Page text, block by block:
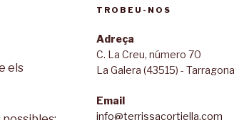
els
TROBEU-NOS
Adreça
C. La Creu, número 70
La Galera (43515) - Tarragona
Email
info@terrissacortiella.com